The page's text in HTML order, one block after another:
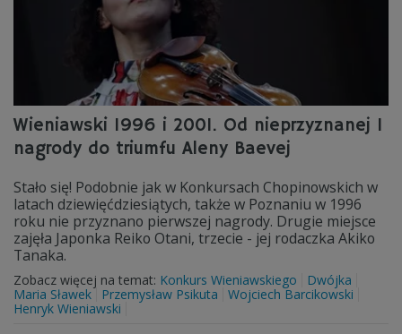
Wieniawski 1996 i 2001. Od nieprzyznanej I
nagrody do triumfu Aleny Baevej
Stało się! Podobnie jak w Konkursach Chopinowskich w
latach dziewięćdziesiątych, także w Poznaniu w 1996
roku nie przyznano pierwszej nagrody. Drugie miejsce
zajęła Japonka Reiko Otani, trzecie - jej rodaczka Akiko
Tanaka.
Zobacz więcej na temat: Konkurs Wieniawskiego
Dwójka
Maria Sławek
Przemysław Psikuta
Wojciech Barcikowski
Henryk Wieniawski